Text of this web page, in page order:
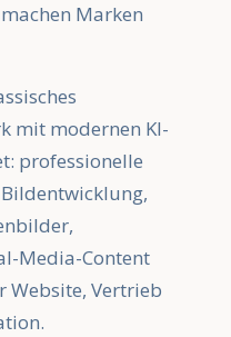
Marken
mit modernen KI-
professionelle
Media-Content
Website, Vertrieb